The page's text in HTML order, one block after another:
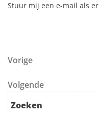
Stuur mij een e-mail als
Vorig bericht
Vorige
Volgend bericht
Volgende
Zoeken